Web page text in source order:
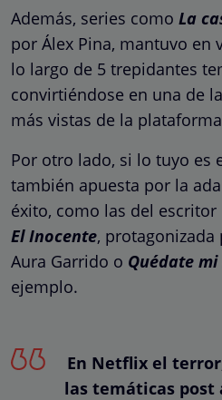
Además, series como La
por Álex Pina, mantuvo en
lo largo de 5 trepidantes
convirtiéndose en una de
más vistas de la
Por otro lado, si lo tuyo es
también apuesta por la
éxito, como las del escritor
El Inocente, protagonizada
Aura Garrido o Quédate
ejemplo.
En Netflix el
las temáticas post